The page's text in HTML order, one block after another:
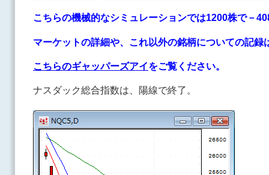
こちらの機械的なシミュレーションでは1200株で－
マーケットの詳細や、これ以外の銘柄についての記録
こちらのギャッパーズアイをご覧ください。
ナスダック総合指数は、陽線で終了。